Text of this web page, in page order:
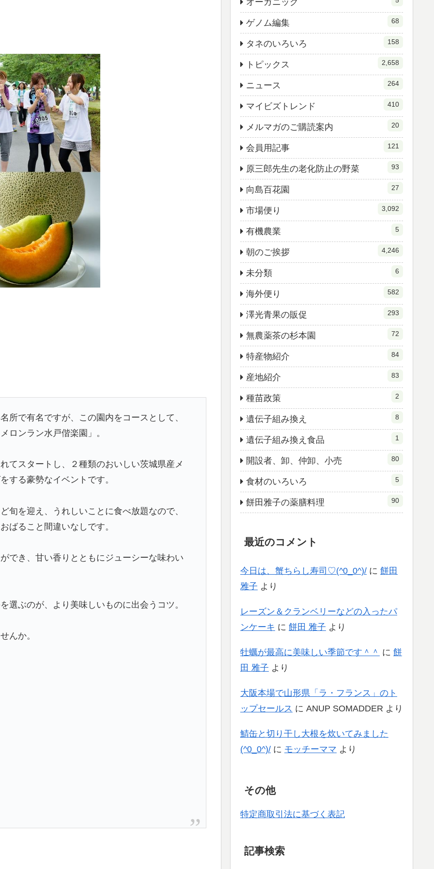
所で有名ですが、この園内をコースとして、
ロンラン水戸偕楽園」。
てスタートし、２種類のおいしい茨城県産メ
する豪勢なイベントです。
旬を迎え、うれしいことに食べ放題なので、
ばること間違いなしです。
でき、甘い香りとともにジューシーな味わい
選ぶのが、より美味しいものに出会うコツ。
んか。
オーガニック
ゲノム編集 68
タネのいろいろ 158
トピックス 2,658
ニュース 264
マイビズトレンド 410
メルマガのご購読案内 20
会員用記事 121
原三郎先生の老化防止の野菜 93
向島百花園 27
市場便り 3,092
有機農業 5
朝のご挨拶 4,246
未分類 6
海外便り 582
澤光青果の販促 293
無農薬茶の杉本園 72
特産物紹介 84
産地紹介 83
種苗政策 2
遺伝子組み換え 8
遺伝子組み換え食品 1
開設者、卸、仲卸、小売 80
食材のいろいろ 5
餅田雅子の薬膳料理 90
最近のコメント
今日は、蟹ちらし寿司♡(^0_0^)/ に 餅田
雅子 より
レーズン＆クランベリーなどの入ったパ
ンケーキ に 餅田 雅子 より
牡蠣が最高に美味しい季節です＾＾ に 餅
田 雅子 より
大阪本場で山形県「ラ・フランス」のト
ップセールス に ANUP SOMADDER より
鯖缶と切り干し大根を炊いてみました
(^0_0^)/ に モッチーママ より
その他
特定商取引法に基づく表記
記事検索